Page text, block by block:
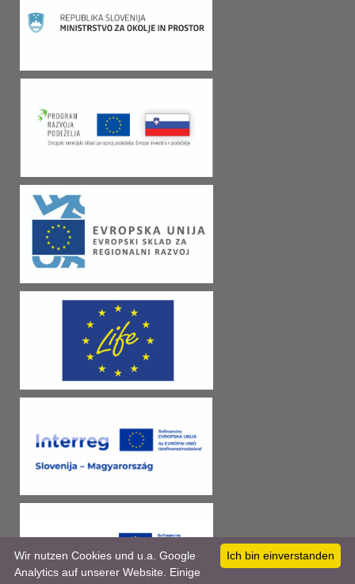
Ich bin einverstanden
Wir nutzen Cookies und u.a. Google
Analytics auf unserer Website. Einige